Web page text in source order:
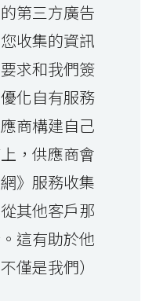
第三方廣告
收集的資訊
求和我們簽
化自有服務
商構建自己
，供應商會
》服務收集
其他客戶那
這有助於他
僅是我們）